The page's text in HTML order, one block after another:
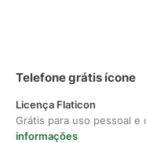
Telefone grátis ícone
Licença Flaticon
Grátis para uso pessoal e
informações